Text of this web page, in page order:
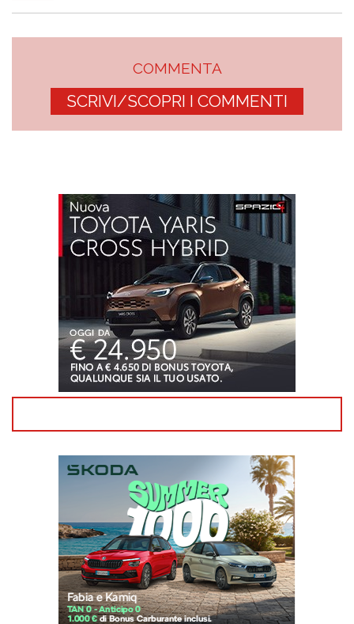
COMMENTA
SCRIVI/SCOPRI I COMMENTI